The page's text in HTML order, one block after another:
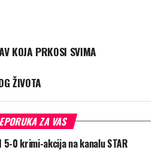
KOJA PRKOSI SVIMA
ŽIVOTA
ZA VAS
5-0 krimi-akcija na kanalu STAR